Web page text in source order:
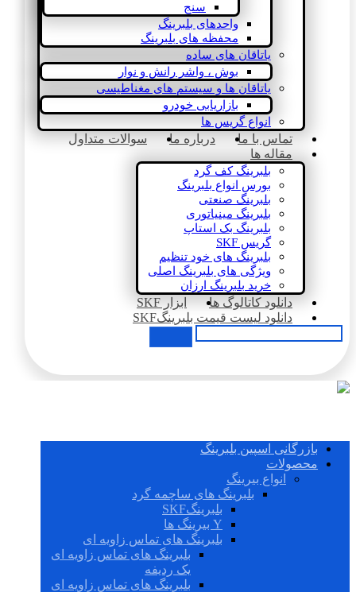
سنج
واحدهای بلبرینگ
محفظه های بلبرینگ
یاتاقان های ساده
بوش ، واشر رانش و نوار
یاتاقان ها و سیستم های مغناطیسی
بازاریابی خودرو
انواع گریس ها
تماس با ما درباره ما
سوالات متداول
مقاله ها
بلبرینگ کف گرد
بورس انواع بلبرینگ
بلبرینگ صنعتی
بلبرینگ مینیاتوری
بلبرینگ بک استاپ
گریس SKF
بلبرینگ های خود تنظیم
ویژگی های بلبرینگ اصلی
خرید بلبرینگ ارزان
دانلود کاتالوگ ها
ابزار SKF
دانلود لیست قیمت بلبرینگSKF
بازرگانی اسپین بلبرینگ
محصولات
انواع بیرینگ
بلبرینگ های ساچمه گرد
بلبرینگSKF
Y بیرینگ ها
بلبرینگ های تماس زاویه ای
بلبرینگ های تماس زاویه ای
یک ردیفه
بلبرینگ های تماس زاویه ای